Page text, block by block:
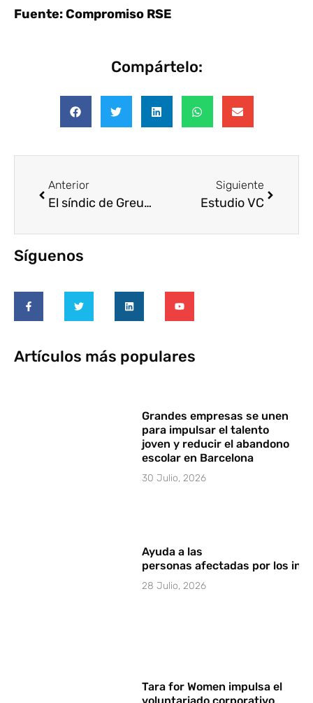
Fuente: Compromiso RSE
Compártelo:
Anterior
El síndic de Greuges se suma al Voluntariado Corporativo y anima a otras entidades públicas a seguir su ejemplo
Siguiente
Estudio VC
Síguenos
Artículos más populares
Grandes empresas se unen
para impulsar el talento
joven y reducir el abandono
escolar en Barcelona
30 Julio, 2026
Ayuda a las
personas afectadas por los
28 Julio, 2026
Tara for Women impulsa el